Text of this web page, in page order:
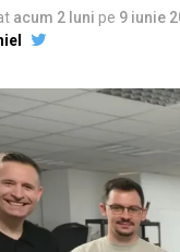
acum 2 luni pe 9 iunie